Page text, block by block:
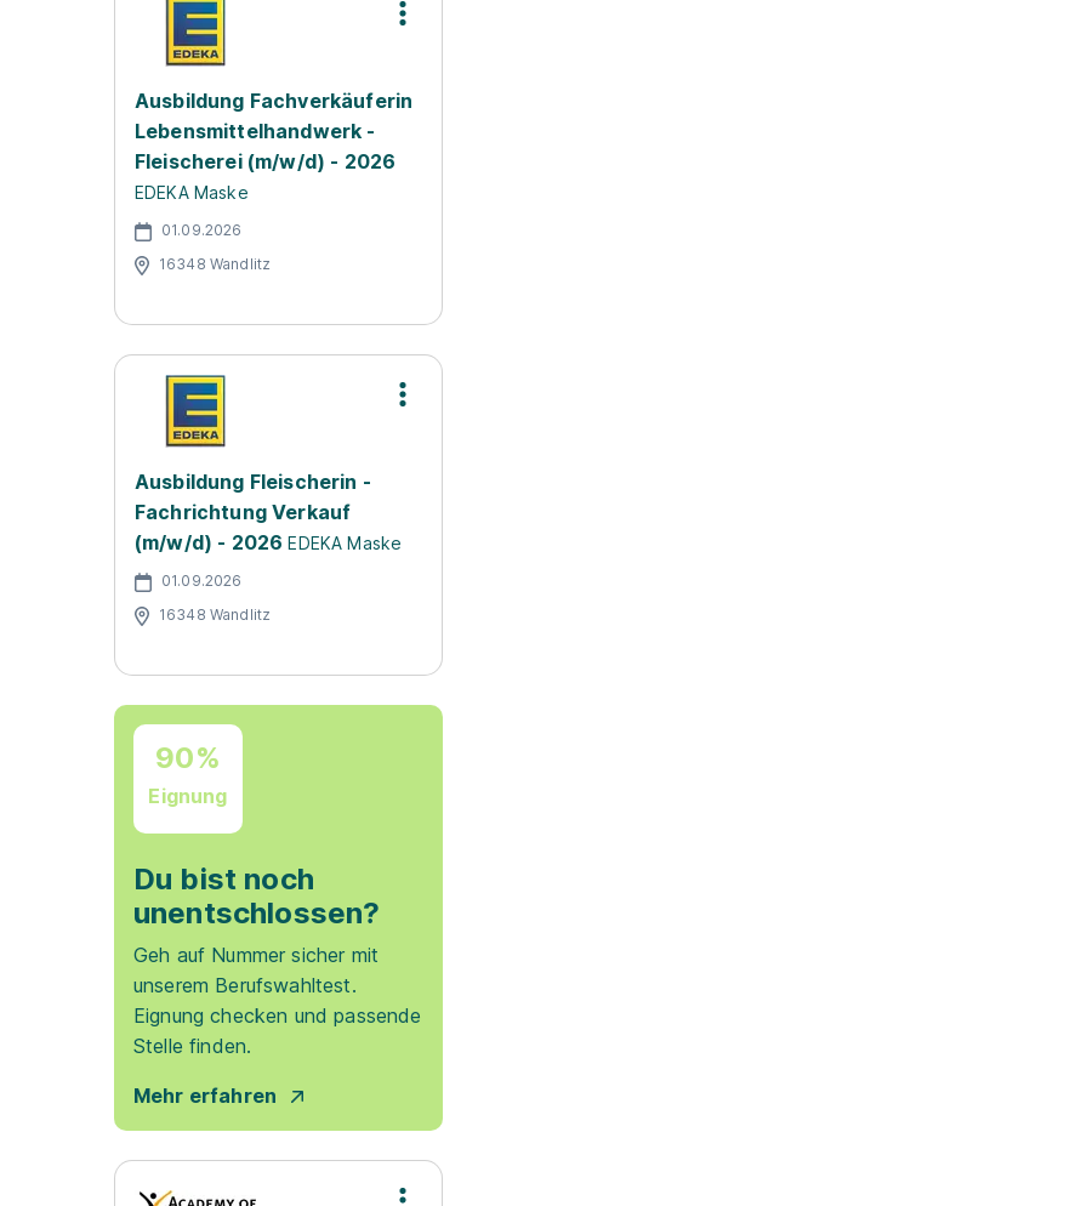
Ausbildung Fachverkäuferin
Lebensmittelhandwerk -
Fleischerei (m/w/d) - 2026
EDEKA Maske
01.09.2026
16348 Wandlitz
Ausbildung Fleischerin -
Fachrichtung Verkauf
(m/w/d) - 2026 EDEKA Maske
01.09.2026
16348 Wandlitz
90%
Eignung
Du bist noch
unentschlossen?
Geh auf Nummer sicher mit
unserem Berufswahltest.
Eignung checken und passende
Stelle finden.
Mehr erfahren